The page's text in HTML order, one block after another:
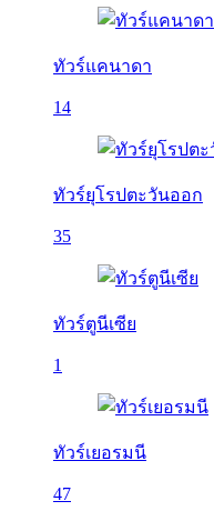
ทัวร์แคนาดา
14
ทัวร์ยุโรปตะวันออก
35
ทัวร์ตูนีเซีย
1
ทัวร์เยอรมนี
47